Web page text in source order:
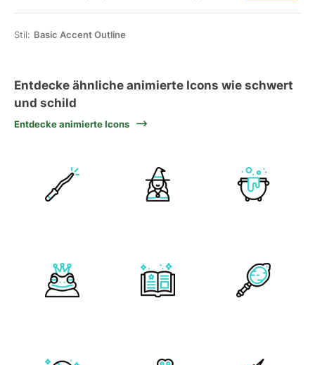
Stil: Basic Accent Outline
Entdecke ähnliche animierte Icons wie schwert
und schild
Entdecke animierte Icons